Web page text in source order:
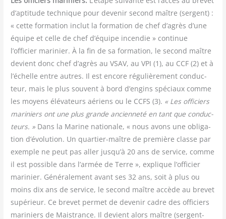
d’aptitude tech­nique pour deve­nir second maître (ser­gent) :
« cette for­ma­tion inclut la for­ma­tion de chef d’agrès d’une
équipe et celle de chef d’équipe incen­die » conti­nue
l’officier mari­nier. À la fin de sa for­ma­tion, le second maître
devient donc chef d’agrès au VSAV, au VPI (1), au CCF (2) et à
l’échelle entre autres. Il est encore régu­liè­re­ment conduc­
teur, mais le plus sou­vent à bord d’engins spé­ciaux comme
les moyens élé­va­teurs aériens ou le CCFS (3). « Les offi­ciers
mari­niers ont une plus grande ancien­ne­té en tant que conduc­
teurs. » Dans la Marine natio­nale, « nous avons une obli­ga­
tion d’évolution. Un quar­tier-maître de pre­mière classe par
exemple ne peut pas aller jusqu’à 20 ans de ser­vice, comme
il est pos­sible dans l’armée de Terre », explique l’officier
mari­nier. Géné­ra­le­ment avant ses 32 ans, soit à plus ou
moins dix ans de ser­vice, le second maître accède au bre­vet
supé­rieur. Ce bre­vet per­met de deve­nir cadre des offi­ciers
mari­niers de Mais­trance. Il devient alors maître (ser­gent-